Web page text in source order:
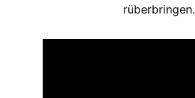
rüberbringen.